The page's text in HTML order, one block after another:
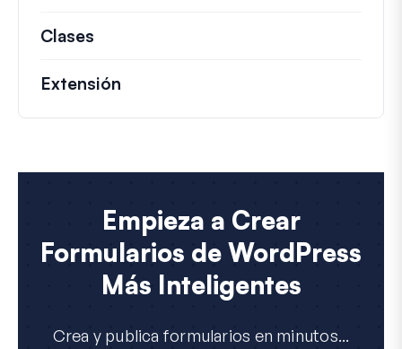
Clases
Extensión
Empieza a Crear
Formularios de WordPress
Más Inteligentes
Crea y publica formularios en minutos...